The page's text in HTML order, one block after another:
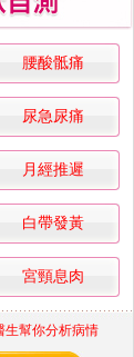
腰酸骶痛
尿急尿痛
月經推遲
白帶發黃
宮頸息肉
生幫你分析病情